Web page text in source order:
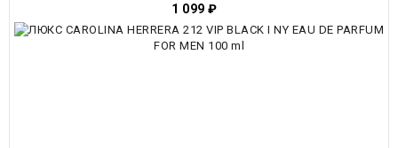
1 099 ₽